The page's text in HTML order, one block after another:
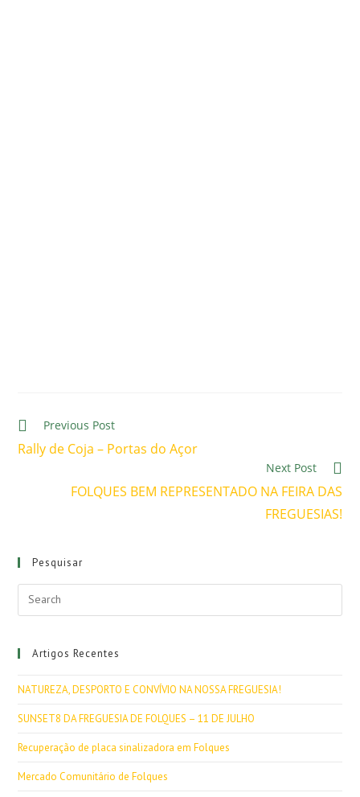
Previous Post
Rally de Coja – Portas do Açor
Next Post
FOLQUES BEM REPRESENTADO NA FEIRA DAS
FREGUESIAS!
Pesquisar
Artigos Recentes
NATUREZA, DESPORTO E CONVÍVIO NA NOSSA FREGUESIA!
SUNSET8 DA FREGUESIA DE FOLQUES – 11 DE JULHO
Recuperação de placa sinalizadora em Folques
Mercado Comunitário de Folques